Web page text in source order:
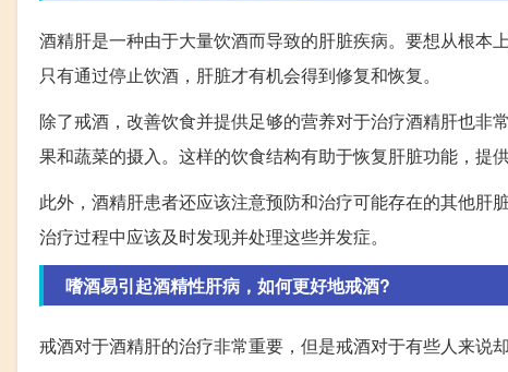
酒精肝是一种由于大量饮酒而导致的肝脏疾病。要想从根本
只有通过停止饮酒，肝脏才有机会得到修复和恢复。
除了戒酒，改善饮食并提供足够的营养对于治疗酒精肝也非
果和蔬菜的摄入。这样的饮食结构有助于恢复肝脏功能，提
此外，酒精肝患者还应该注意预防和治疗可能存在的其他
治疗过程中应该及时发现并处理这些并发症。
嗜酒易引起酒精性肝病，如何更好地戒酒?
戒酒对于酒精肝的治疗非常重要，但是戒酒对于有些人来说